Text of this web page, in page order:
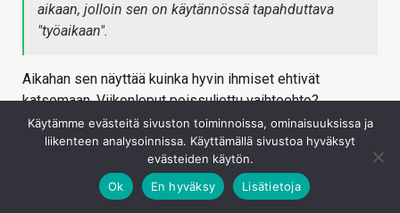
aikaan, jolloin sen on käytännössä tapahduttava
"työaikaan".
Aikahan sen näyttää kuinka hyvin ihmiset ehtivät
katsomaan. Viikonloput poissuljettu vaihtoehto?
Kirjaudu sisään vastataksesi
Käytämme evästeitä sivuston toiminnoissa, ominaisuuksissa ja
liikenteen analysoinnissa. Käyttämällä sivustoa hyväksyt
evästeiden käytön.
Ok
En hyväksy Lisätietoja